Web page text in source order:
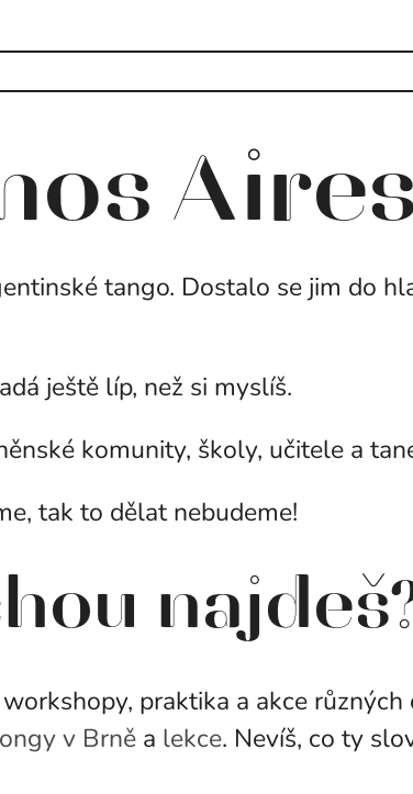
Aires
tango. Dostalo se jim do
ještě líp, než si myslíš.
komunity, školy, učitele a
tak to dělat nebudeme!
praktika a akce
v Brněa lekce. Nevíš, co ty